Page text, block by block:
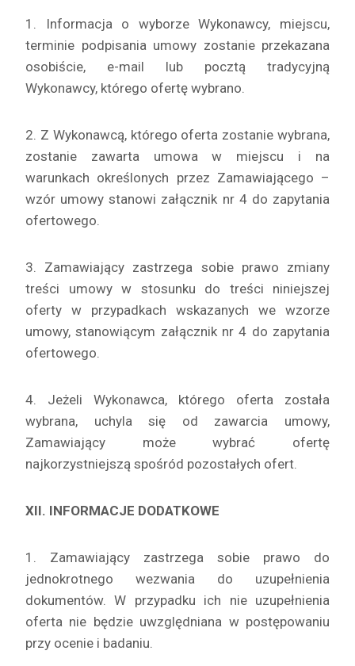
1. Informacja o wyborze Wykonawcy, miejscu,
terminie podpisania umowy zostanie przekazana
osobiście, e-mail lub pocztą tradycyjną
Wykonawcy, którego ofertę wybrano.
2. Z Wykonawcą, którego oferta zostanie wybrana,
zostanie zawarta umowa w miejscu i na
warunkach określonych przez Zamawiającego –
wzór umowy stanowi załącznik nr 4 do zapytania
ofertowego.
3. Zamawiający zastrzega sobie prawo zmiany
treści umowy w stosunku do treści niniejszej
oferty w przypadkach wskazanych we wzorze
umowy, stanowiącym załącznik nr 4 do zapytania
ofertowego.
4. Jeżeli Wykonawca, którego oferta została
wybrana, uchyla się od zawarcia umowy,
Zamawiający może wybrać ofertę
najkorzystniejszą spośród pozostałych ofert.
XII. INFORMACJE DODATKOWE
1. Zamawiający zastrzega sobie prawo do
jednokrotnego wezwania do uzupełnienia
dokumentów. W przypadku ich nie uzupełnienia
oferta nie będzie uwzględniana w postępowaniu
przy ocenie i badaniu.